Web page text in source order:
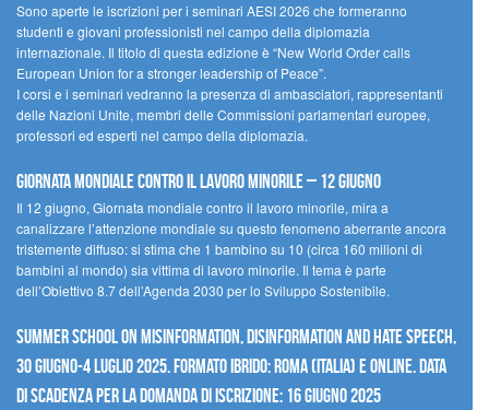
Sono aperte le iscrizioni per i seminari AESI 2026 che formeranno
studenti e giovani professionisti nel campo della diplomazia
internazionale. Il titolo di questa edizione è “New World Order calls
European Union for a stronger leadership of Peace”.
I corsi e i seminari vedranno la presenza di ambasciatori, rappresentanti
delle Nazioni Unite, membri delle Commissioni parlamentari europee,
professori ed esperti nel campo della diplomazia.
Giornata mondiale contro il lavoro minorile – 12 giugno
Il 12 giugno, Giornata mondiale contro il lavoro minorile, mira a
canalizzare l’attenzione mondiale su questo fenomeno aberrante ancora
tristemente diffuso: si stima che 1 bambino su 10 (circa 160 milioni di
bambini al mondo) sia vittima di lavoro minorile. Il tema è parte
dell’Obiettivo 8.7 dell’Agenda 2030 per lo Sviluppo Sostenibile.
Summer School on Misinformation, Disinformation and Hate Speech,
30 giugno-4 luglio 2025. Formato ibrido: Roma (Italia) e online. Data
di scadenza per la domanda di iscrizione: 16 giugno 2025